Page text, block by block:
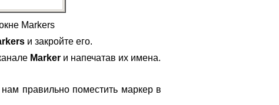
Markers
и закройте его.
Marker и напечатав их имена.
правильно поместить маркер в